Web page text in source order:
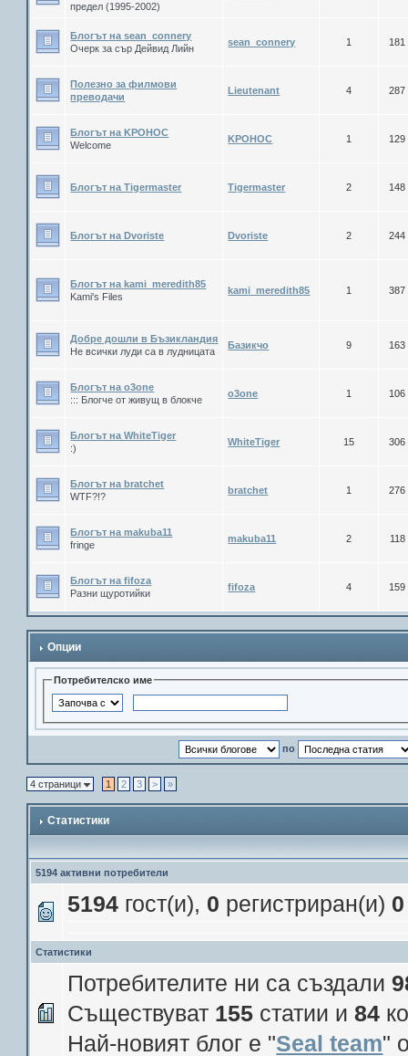
предел (1995-2002)
Блогът на sean_connery
Очерк за сър Дейвид Лийн
sean_connery 1 181
Полезно за филмови
преводачи
Lieutenant 4 287
Блогът на KPOHOC
Welcome
KPOHOC 1 129
Блогът на Tigermaster Tigermaster 2 148
Блогът на Dvoriste Dvoriste 2 244
Блогът на kami_meredith85
Kami's Files
kami_meredith85 1 387
Добре дошли в Бъзикландия
Не всички луди са в лудницата
Базикчо 9 163
Блогът на о3оne
::: Блогче от живущ в блокче
o3one 1 106
Блогът на WhiteTiger
:)
WhiteTiger 15 306
Блогът на bratchet
WTF?!?
bratchet 1 276
Блогът на makuba11
fringe
makuba11 2 118
Блогът на fifoza
Разни щуротийки
fifoza 4 159
Опции
Потребителско име
по
4 страници 1 2 3 > »
Статистики
5194 активни потребители
5194 гост(и), 0 регистриран(и) 0
Статистики
Потребителите ни са създали
Съществуват 155 статии и84
Най-новият блог е "Seal team"